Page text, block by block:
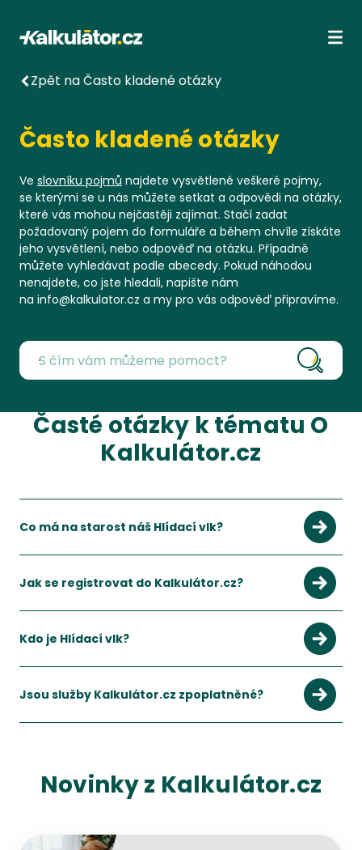
Kalkulátor.cz
Zpět na Často kladené otázky
Často kladené otázky
Ve slovníku pojmů najdete vysvětlené veškeré pojmy,
se kterými se u nás můžete setkat a odpovědi na otázky,
které vás mohou nejčastěji zajímat. Stačí zadat
požadovaný pojem do formuláře a během chvíle získáte
jeho vysvětlení, nebo odpověď na otázku. Případně
můžete vyhledávat podle abecedy. Pokud náhodou
nenajdete, co jste hledali, napište nám
na info@kalkulator.cz a my pro vás odpověď připravíme.
O Kalkulátor.cz
Časté otázky k tématu O
Kalkulátor.cz
Co má na starost náš Hlídací vlk?
Jak se registrovat do Kalkulátor.cz?
Kdo je Hlídací vlk?
Váš parťák do neklidné doby.
Jsou služby Kalkulátor.cz zpoplatněné?
Novinky z Kalkulátor.cz
Přejít na detail článku